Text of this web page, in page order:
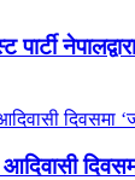
पार्टी